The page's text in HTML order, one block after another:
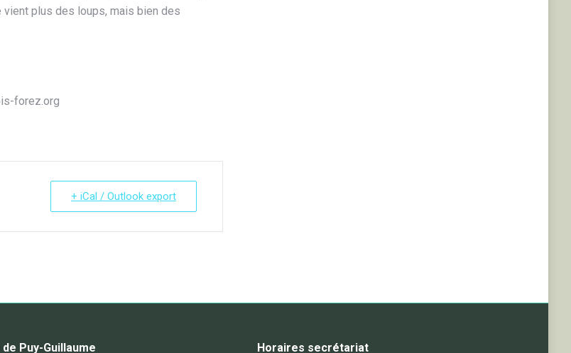
vient plus des loups, mais bien des
forez.org
+ iCal / Outlook export
de Puy-Guillaume Horaires secrétariat